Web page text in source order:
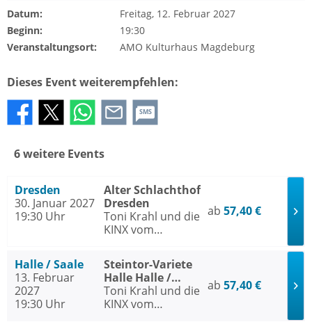
Datum:
Freitag, 12. Februar 2027
Beginn:
19:30
Veranstaltungsort:
AMO Kulturhaus Magdeburg
Dieses Event weiterempfehlen:
SMS
6 weitere Events
Dresden
30. Januar 2027
19:30 Uhr
Alter Schlachthof
Dresden
Toni Krahl und die
KINX vom
Tour 2027
ab 57,40 €
Halle / Saale
13. Februar
2027
19:30 Uhr
Steintor-Variete
Halle Halle /
Saale
Toni Krahl und die
KINX vom
ab 57,40 €